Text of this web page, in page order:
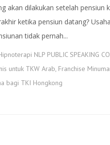
akan dilakukan setelah pensiun
ketika pensiun datang?
tidak pernah...
NLP PUBLIC SPEAKING
untuk TKW Arab, Franchise
bagi TKI Hongkong